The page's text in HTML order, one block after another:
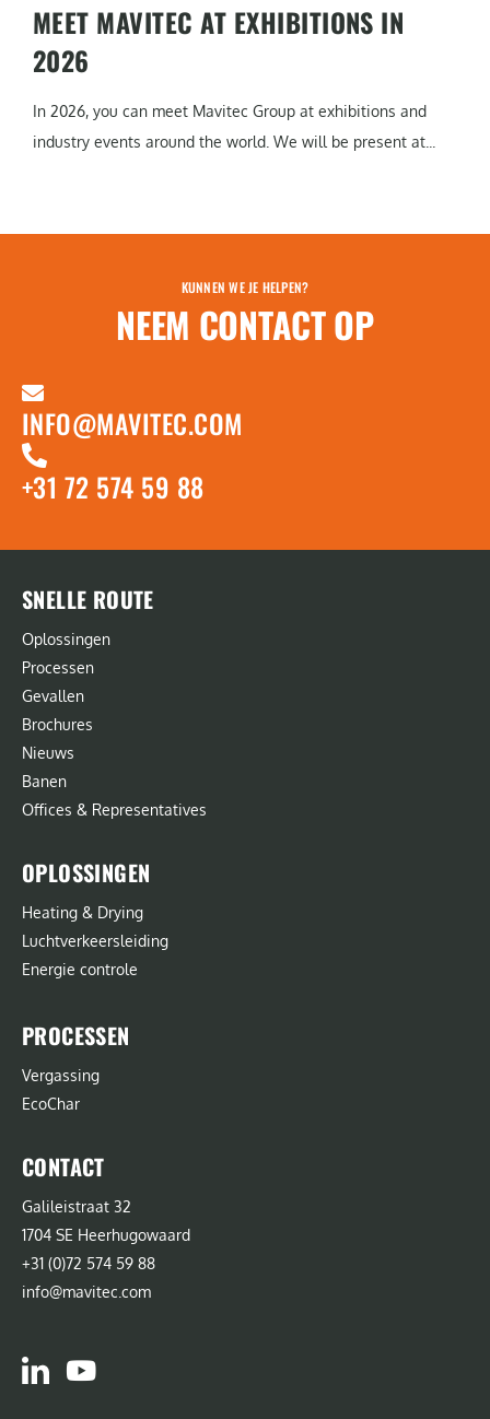
MEET MAVITEC AT EXHIBITIONS IN
2026
In 2026, you can meet Mavitec Group at exhibitions and
industry events around the world. We will be present at...
KUNNEN WE JE HELPEN?
NEEM CONTACT OP
INFO@MAVITEC.COM
+31 72 574 59 88
SNELLE ROUTE
Oplossingen
Processen
Gevallen
Brochures
Nieuws
Banen
Offices & Representatives
OPLOSSINGEN
Heating & Drying
Luchtverkeersleiding
Energie controle
PROCESSEN
Vergassing
EcoChar
CONTACT
Galileistraat 32
1704 SE Heerhugowaard
+31 (0)72 574 59 88
info@mavitec.com